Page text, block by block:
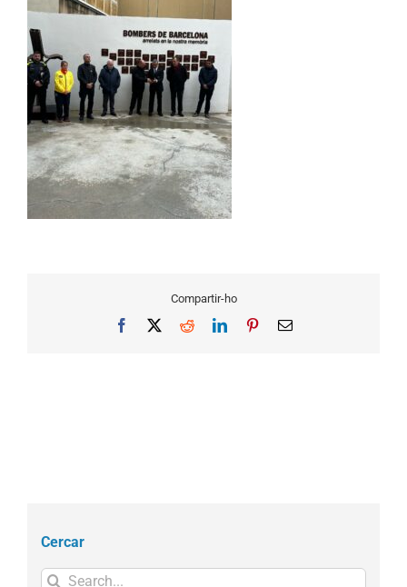
Compartir-ho
Facebook RedditLinkedInPinterestEmail
Cercar
Search